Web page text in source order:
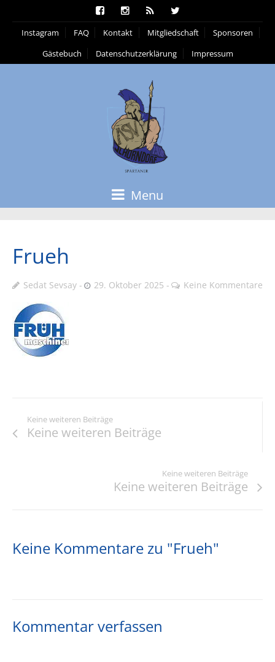
Instagram FAQ Kontakt Mitgliedschaft
Sponsoren
Gästebuch
Datenschutzerklärung Impressum
Menu
Frueh
Sedat Sevsay 29. Oktober 2025 Keine Kommentare
Keine weiteren Beiträge
Keine weiteren Beiträge
Keine weiteren Beiträge
Keine weiteren Beiträge
Keine Kommentare zu "Frueh"
Kommentar verfassen